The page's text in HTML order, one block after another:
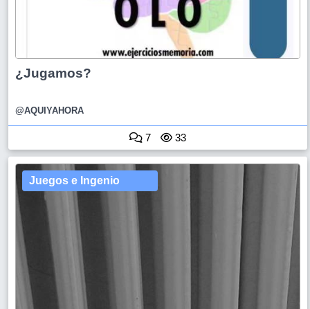
¿Jugamos?
@AQUIYAHORA
7 33
Juegos e Ingenio